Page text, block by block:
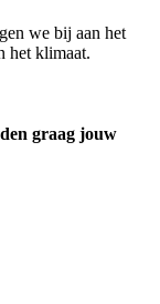
we bij aan het
het klimaat.
graag jouw